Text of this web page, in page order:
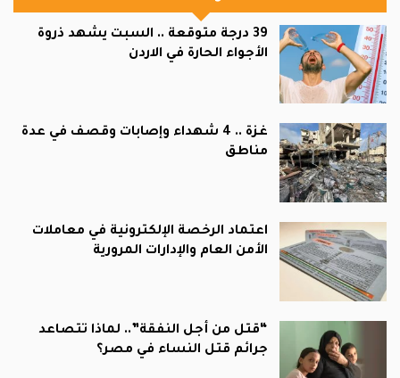
39 درجة متوقعة .. السبت يشهد ذروة
الأجواء الحارة في الاردن
غزة .. 4 شهداء وإصابات وقصف في عدة
مناطق
اعتماد الرخصة الإلكترونية في معاملات
الأمن العام والإدارات المرورية
“قتل من أجل النفقة”.. لماذا تتصاعد
جرائم قتل النساء في مصر؟